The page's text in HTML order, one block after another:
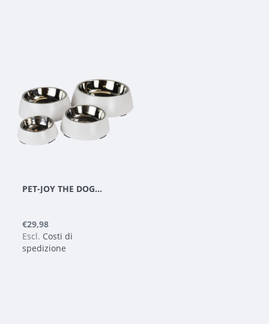
PET-JOY THE DOGGYBOWL METALLIC WHITE XL
€29,98
Escl. Costi di
spedizione